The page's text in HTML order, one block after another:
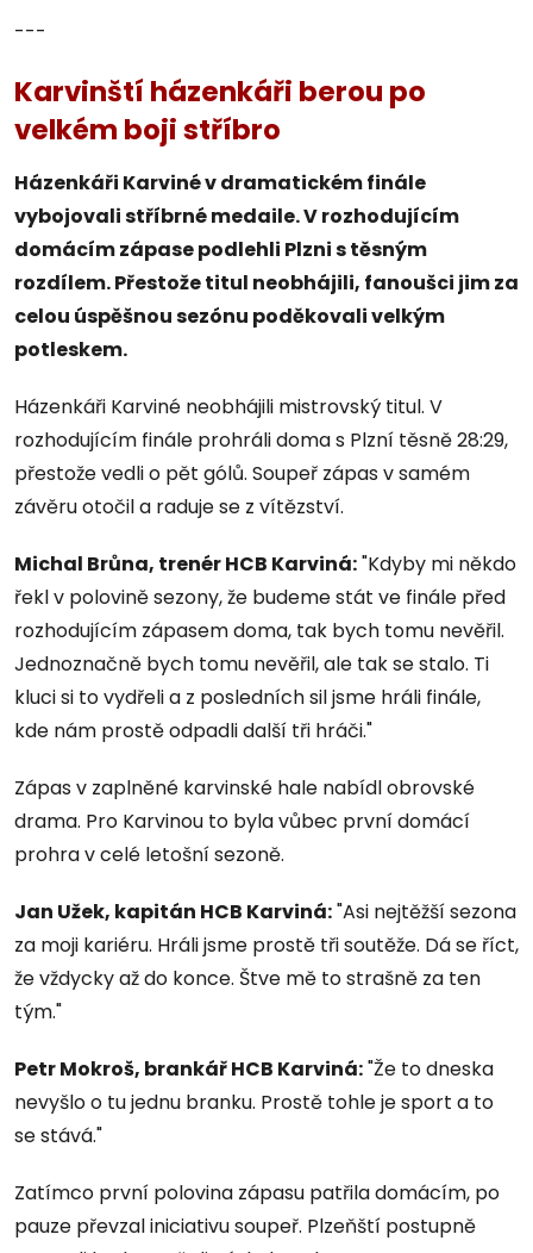
---
Karvinští házenkáři berou po
velkém boji stříbro
Házenkáři Karviné v dramatickém finále
vybojovali stříbrné medaile. V rozhodujícím
domácím zápase podlehli Plzni s těsným
rozdílem. Přestože titul neobhájili, fanoušci jim za
celou úspěšnou sezónu poděkovali velkým
potleskem.
Házenkáři Karviné neobhájili mistrovský titul. V
rozhodujícím finále prohráli doma s Plzní těsně 28:29,
přestože vedli o pět gólů. Soupeř zápas v samém
závěru otočil a raduje se z vítězství.
Michal Brůna, trenér HCB Karviná:"Kdyby mi někdo
řekl v polovině sezony, že budeme stát ve finále před
rozhodujícím zápasem doma, tak bych tomu nevěřil.
Jednoznačně bych tomu nevěřil, ale tak se stalo. Ti
kluci si to vydřeli a z posledních sil jsme hráli finále,
kde nám prostě odpadli další tři hráči."
Zápas v zaplněné karvinské hale nabídl obrovské
drama. Pro Karvinou to byla vůbec první domácí
prohra v celé letošní sezoně.
Jan Užek, kapitán HCB Karviná:"Asi nejtěžší sezona
za moji kariéru. Hráli jsme prostě tři soutěže. Dá se říct,
že vždycky až do konce. Štve mě to strašně za ten
tým."
Petr Mokroš, brankář HCB Karviná:"Že to dneska
nevyšlo o tu jednu branku. Prostě tohle je sport a to
se stává."
Zatímco první polovina zápasu patřila domácím, po
pauze převzal iniciativu soupeř. Plzeňští postupně